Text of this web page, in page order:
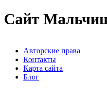
Сайт
Авторские права
Контакты
Карта сайта
Блог